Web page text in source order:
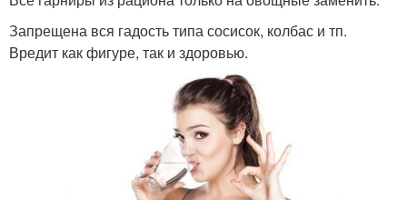
Запрещена вся гадость типа сосисок, колбас и тп.
Вредит как фигуре, так и здоровью.